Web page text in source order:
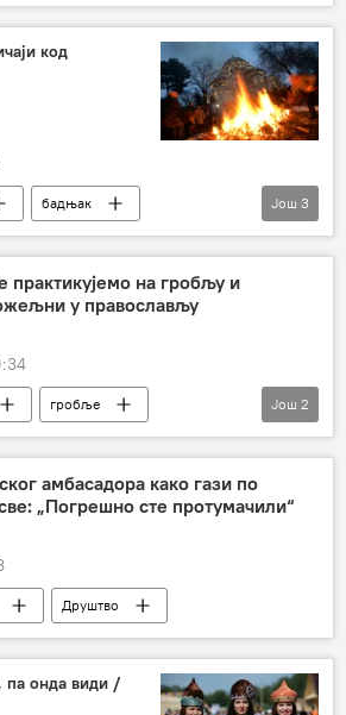
код
бадњак
Друштво
Још 3
практикујемо на гробљу и
у православљу
гробље
Друштво
Још 2
амбасадора како гази по
„Погрешно сте протумачили“
Друштво
па онда види /